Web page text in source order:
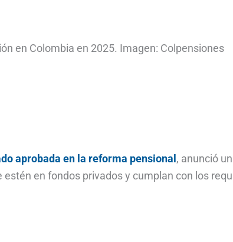
en Colombia en 2025. Imagen: Colpensiones
aprobada en la reforma pensional , anunció
en fondos privados y cumplan con los